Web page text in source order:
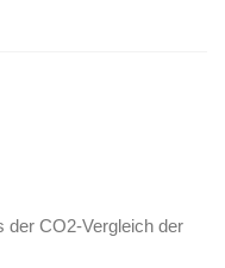
der CO2-Vergleich der